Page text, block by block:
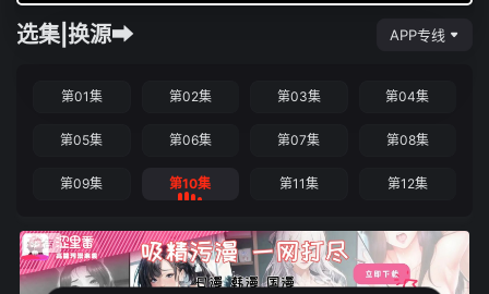
选集|换源➡ APP专线
第01集 第02集 第03集 第04集
第05集 第06集 第07集 第08集
第09集 第10集 第11集 第12集